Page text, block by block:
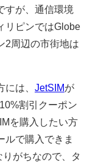
すが、通信環境
リピンではGlobe
2周辺の市街地は
は、 JetSIMが
割引クーポン
を購入したい方
ルで購入できま
がちなので、タ